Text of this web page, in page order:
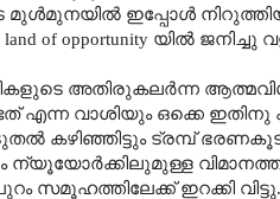
മുൾമുനയിൽ ഇപ്പോൾ
land of opportunity യിൽ ജനിച്ചു
അതിരുകലർന്ന
എന്ന വാശിയും ഒക്കെ ഇതിനു
കഴിഞ്ഞിട്ടും ട്രമ്പ്
ന്യൂയോർക്കിലുമുള്ള
പുറം സമൂഹത്തിലേക്ക് ഇറക്കി